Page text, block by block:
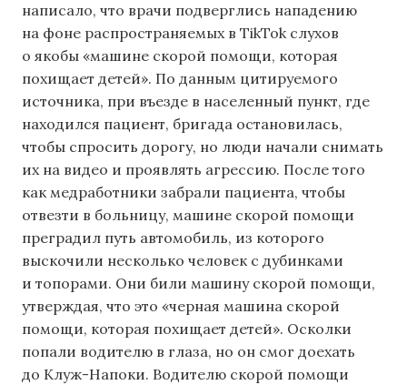
написало, что врачи подверглись нападению
на фоне распространяемых в TikTok слухов
о якобы «машине скорой помощи, которая
похищает детей». По данным цитируемого
источника, при въезде в населенный пункт, где
находился пациент, бригада остановилась,
чтобы спросить дорогу, но люди начали снимать
их на видео и проявлять агрессию. После того
как медработники забрали пациента, чтобы
отвезти в больницу, машине скорой помощи
преградил путь автомобиль, из которого
выскочили несколько человек с дубинками
и топорами. Они били машину скорой помощи,
утверждая, что это «черная машина скорой
помощи, которая похищает детей». Осколки
попали водителю в глаза, но он смог доехать
до Клуж-Напоки. Водителю скорой помощи